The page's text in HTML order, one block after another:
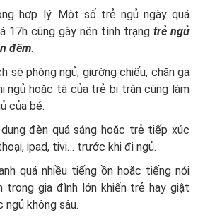
hợp lý. Một số trẻ ngủ ngày quá
17h cũng gây nên tình trạng trẻ ngủ
đêm.
sẽ phòng ngủ, giường chiếu, chăn ga
ngủ hoặc tã của trẻ bị tràn cũng làm
của bé.
đèn quá sáng hoặc trẻ tiếp xúc
ipad, tivi… trước khi đi ngủ.
quá nhiều tiếng ồn hoặc tiếng nói
trong gia đình lớn khiến trẻ hay giật
ngủ không sâu.